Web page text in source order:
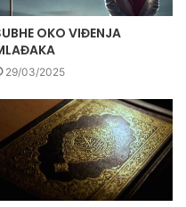
OKO VIĐENJA
29/03/2025